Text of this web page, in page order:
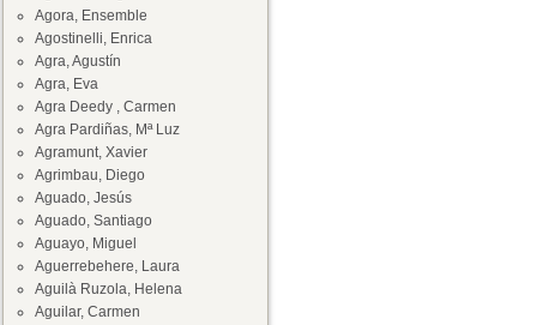
Agora, Ensemble
Agostinelli, Enrica
Agra, Agustín
Agra, Eva
Agra Deedy , Carmen
Agra Pardiñas, Mª Luz
Agramunt, Xavier
Agrimbau, Diego
Aguado, Jesús
Aguado, Santiago
Aguayo, Miguel
Aguerrebehere, Laura
Aguilà Ruzola, Helena
Aguilar, Carmen